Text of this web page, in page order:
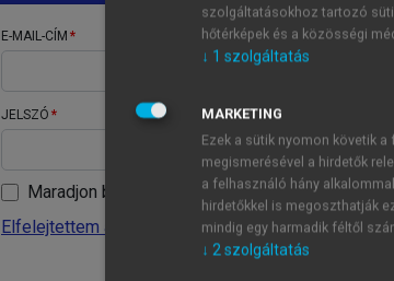
E-MAIL-CÍM
JELSZÓ
Maradjon belépve
Elfelejtettem a jelszavamat
szolgáltatásokhoz tartozó
hőtérképek és a közösségi
↓ 1 szolgáltatás
MARKETING
Ezek a sütik nyomon követik
megismerésével a hirdetők
a felhasználó hány
hirdetőkkel is megoszthatják
mindig egy harmadik féltől
↓ 2szolgáltatás